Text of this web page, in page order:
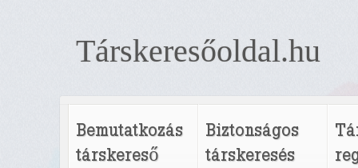
Társkeresőoldal.hu
Bemutatkozás
társkereső
Biztonságos
társkeresés